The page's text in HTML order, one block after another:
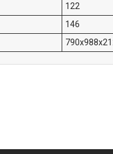
122
146